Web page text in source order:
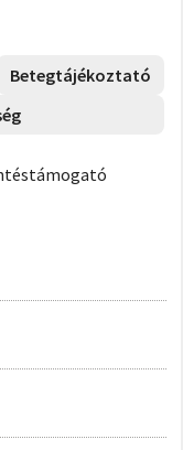
Betegtájékoztató